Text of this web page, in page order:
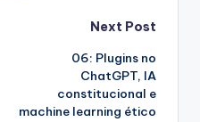
Next Post
06: Plugins no
ChatGPT, IA
constitucional e
machine learning ético